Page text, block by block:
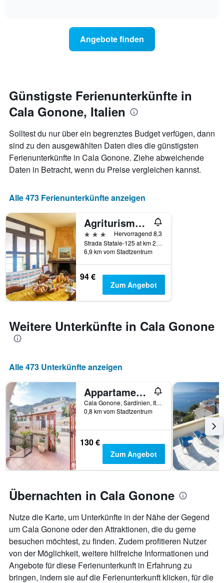
näher
das
Aufenthaltsdatum
rückt.
Diagramm
hat
1
X-
Achse,
die
der
Tage
vor
dem
Aufenthalt
anzeigt
Das
Diagramm
hat
1
die
den
anzeigt
Angebote finden
Günstigste Ferienunterkünfte in
Cala Gonone, Italien
Solltest du nur über ein begrenztes Budget verfügen, dann
sind zu den ausgewählten Daten dies die günstigsten
Ferienunterkünfte in Cala Gonone. Ziehe abweichende
Daten in Betracht, wenn du Preise vergleichen kannst.
Alle 473 Ferienunterkünfte anzeigen
Agriturismo Paulesa
3 Sterne
Hervorragend 8,3
Strada Statale-125 at km 214.3, Cala Gonone, Sardinien, Italien
6,9 km vom Stadtzentrum
94 €
Zum Angebot
Weitere Unterkünfte in Cala Gonone
Alle 473 Unterkünfte anzeigen
Appartamenti Camilla e Gabriele Cala Gonone
Cala Gonone, Sardinien, Italien
0,8 km vom Stadtzentrum
130 €
Zum Angebot
Übernachten in Cala Gonone
Nutze die Karte, um Unterkünfte in der Nähe der Gegend
um Cala Gonone oder den Attraktionen, die du gerne
besuchen möchtest, zu finden. Zudem profitieren Nutzer
von der Möglichkeit, weitere hilfreiche Informationen und
Angebote für diese Ferienunterkunft in Erfahrung zu
bringen, indem sie auf die Ferienunterkunft klicken, für die